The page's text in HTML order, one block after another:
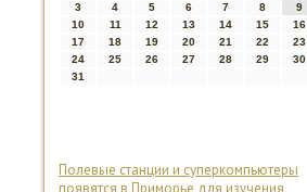
3
4 5 6 7 8
9
10
11 12 13 14 15
16
17
18 19 20 21 22
23
24
25 26 27 28 29
30
31
Полевые станции и суперкомпьютеры
появятся в Приморье для изучения